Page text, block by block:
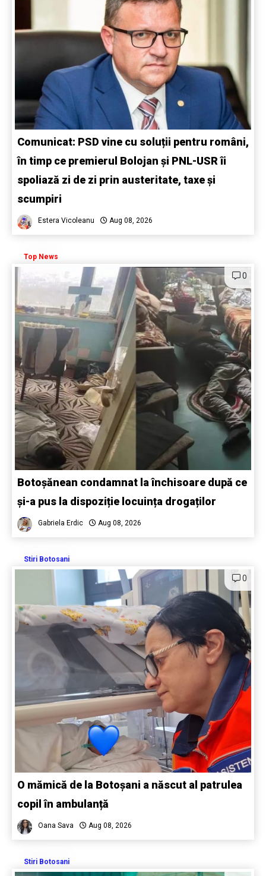
Comunicat: PSD vine cu soluții pentru români,
în timp ce premierul Bolojan și PNL-USR îi
spoliază zi de zi prin austeritate, taxe și
scumpiri
Estera Vicoleanu Aug 08, 2026
Top News
0
Botoșănean condamnat la închisoare după ce
și-a pus la dispoziție locuința drogaților
Gabriela Erdic Aug 08, 2026
Stiri Botosani
0
O mămică de la Botoșani a născut al patrulea
copil în ambulanță
Oana Sava Aug 08, 2026
Stiri Botosani